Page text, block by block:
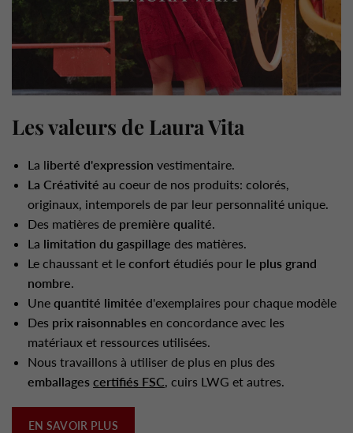
Les valeurs de Laura Vita
La liberté d'expression vestimentaire.
La Créativité au coeur de nos produits: colorés,
originaux, intemporels de par leur personnalité unique.
Des matières de première qualité.
La limitation du gaspillage des matières.
Le chaussant et le confort étudiés pour le plus grand
nombre.
Une quantité limitée d'exemplaires pour chaque modèle
Des prix raisonnables en concordance avec les
matériaux et ressources utilisées.
Nous travaillons à utiliser de plus en plus des
emballages certifiés FSC, cuirs LWG et autres.
EN SAVOIR PLUS